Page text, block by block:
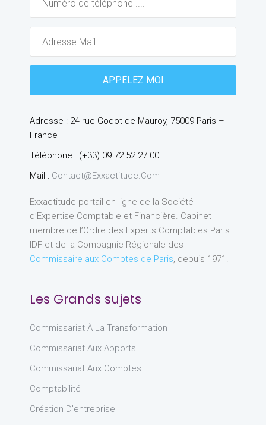
Adresse : 24 rue Godot de Mauroy, 75009 Paris –
France
Téléphone : (+33) 09.72.52.27.00
Mail : Contact@exxactitude.com
Exxactitude portail en ligne de la Société
d’Expertise Comptable et Financière. Cabinet
membre de l’Ordre des Experts Comptables Paris
IDF et de la Compagnie Régionale des
Commissaire aux Comptes de Paris, depuis 1971.
Les Grands sujets
Commissariat À La Transformation
Commissariat Aux Apports
Commissariat Aux Comptes
Comptabilité
Création D'entreprise